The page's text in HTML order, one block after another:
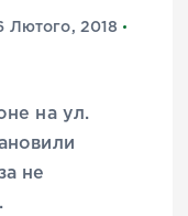
Лютого, 2018
на ул.
не